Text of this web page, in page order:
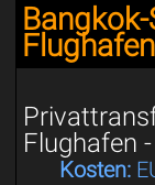
Flughafen
Kosten: